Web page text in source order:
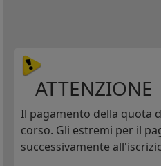
ATTENZIONE
Il pagamento della quota
corso. Gli estremi per il
successivamente